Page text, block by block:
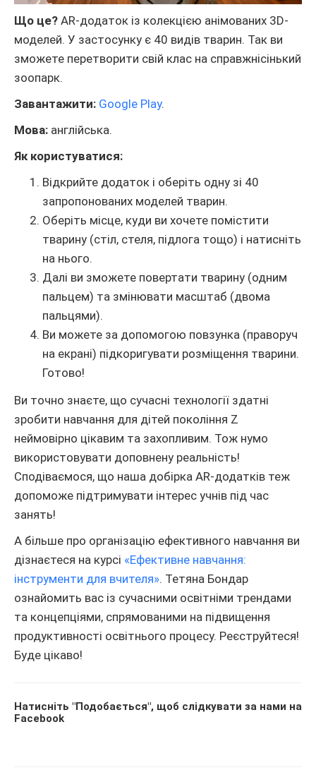
Що це? AR-додаток із колекцією анімованих 3D-
моделей. У застосунку є 40 видів тварин. Так ви
зможете перетворити свій клас на справжнісінький
зоопарк.
Завантажити: Google Play.
Мова: англійська.
Як користуватися:
Відкрийте додаток і оберіть одну зі 40
запропонованих моделей тварин.
Оберіть місце, куди ви хочете помістити
тварину (стіл, стеля, підлога тощо) і натисніть
на нього.
Далі ви зможете повертати тварину (одним
пальцем) та змінювати масштаб (двома
пальцями).
Ви можете за допомогою повзунка (праворуч
на екрані) підкоригувати розміщення тварини.
Готово!
Ви точно знаєте, що сучасні технології здатні
зробити навчання для дітей покоління Z
неймовірно цікавим та захопливим. Тож нумо
використовувати доповнену реальність!
Сподіваємося, що наша добірка AR-додатків теж
допоможе підтримувати інтерес учнів під час
занять!
А більше про організацію ефективного навчання ви
дізнаєтеся на курсі «Ефективне навчання:
інструменти для вчителя». Тетяна Бондар
ознайомить вас із сучасними освітніми трендами
та концепціями, спрямованими на підвищення
продуктивності освітнього процесу. Реєструйтеся!
Буде цікаво!
Натисніть "Подобається", щоб слідкувати за нами на
Facebook